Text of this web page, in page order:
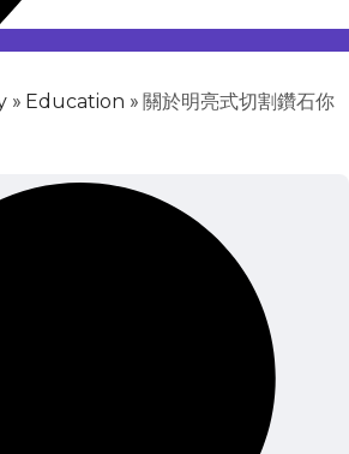
» Education »關於明亮式切割鑽石你